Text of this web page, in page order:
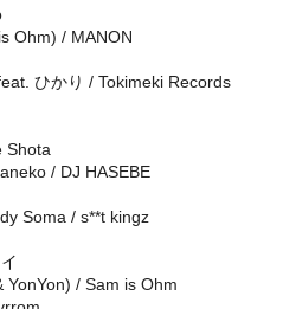
Ohm) / MANON
ひかり / Tokimeki Records
Shota
/ DJ HASEBE
Soma / s**t kingz
/ Sam is Ohm